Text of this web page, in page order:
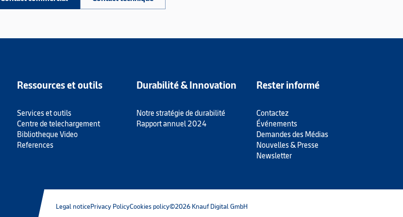
Ressources et outils
Services et outils
Centre de telechargement
Bibliotheque Video
References
Durabilité & Innovation
Notre stratégie de durabilité
Rapport annuel 2024
Rester informé
Contactez
Événements
Demandes des Médias
Nouvelles & Presse
Newsletter
Legal noticePrivacy PolicyCookies policy©2026 Knauf Digital GmbH